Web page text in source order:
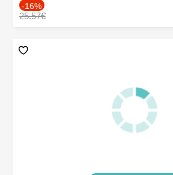
-16%
25.57€